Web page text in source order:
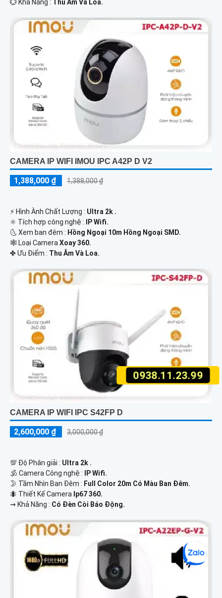
0938.11.23.99
️💮 Khả Năng : Thu Âm Và Loa.
CAMERA IP WIFI IMOU IPC A42P D V2
1,388,000 ₫ 1,388,000 ₫
️⚡ Hình Ành Chất Lượng : Ultra 2k .
⚛️ Tích hợp công nghệ :
IP Wifi.
🌜 Xem ban đêm : Hồng Ngoại 10m Hồng Ngoại SMD.
🕸️ Loại Camera Xoay 360.
️✤ Ưu Điểm : Thu Âm Và Loa.
CAMERA IP WIFI IPC S42FP D
2,600,000 ₫ 3,000,000 ₫
💯 Độ Phân giải : Ultra 2k .
🕉️ Camera Công nghệ :
IP Wifi.
🌛 Tầm Nhìn Ban Đêm : Full Color 20m Có Màu Ban Đêm.
🐜 Thiết Kế Camera Ip67 360.
️⇝ Khả Năng : Có Đèn Còi Báo Động.